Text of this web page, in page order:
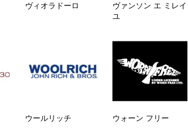
ヴィオラドーロ
ヴァンソン エ ミレイ
ユ
ウールリッチ ウォーン フリー